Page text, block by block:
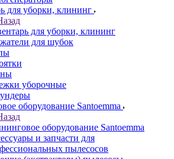
для уборки, клининг
для уборки, клининг
для шубок
уборочные
оборудование Santoemma
оборудование Santoemma
и запчасти для
пылесосов